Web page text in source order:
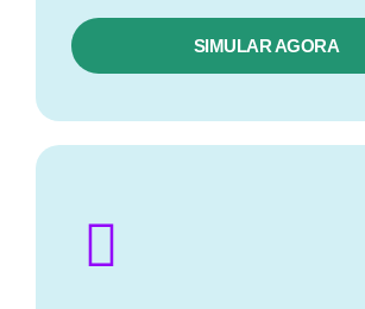
SIMULAR AGORA​